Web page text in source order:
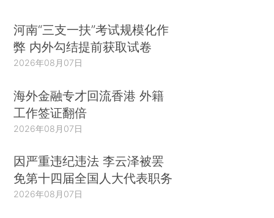
河南“三支一扶”考试规模化作
弊 内外勾结提前获取试卷
2026年08月07日
海外金融专才回流香港 外籍
工作签证翻倍
2026年08月07日
因严重违纪违法 李云泽被罢
免第十四届全国人大代表职务
2026年08月07日